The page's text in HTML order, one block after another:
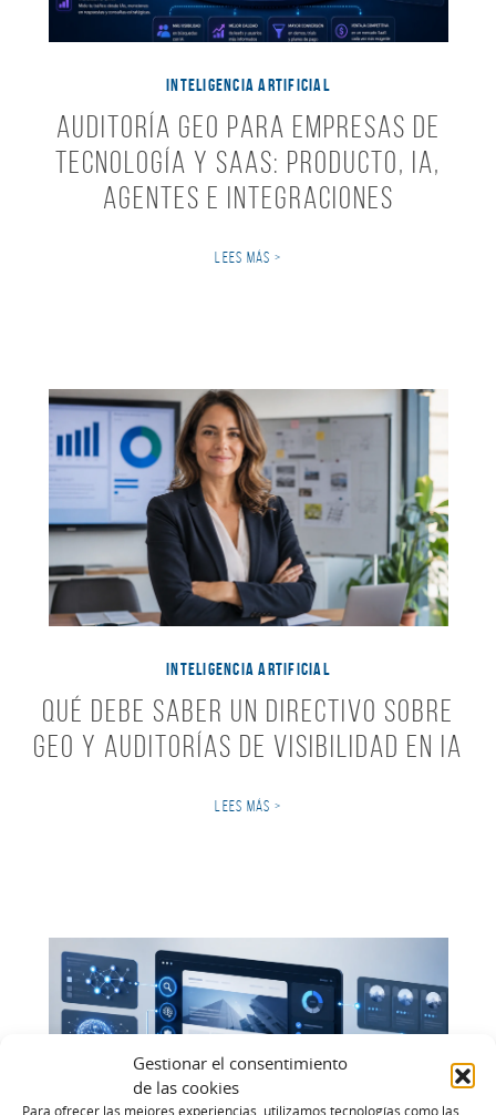
Gestionar el consentimiento
de las cookies
Para ofrecer las mejores experiencias, utilizamos tecnologías como las
INTELIGENCIA ARTIFICIAL
Auditoría GEO para empresas de
tecnología y SaaS: producto, IA,
agentes e integraciones
LEES MÁS >
INTELIGENCIA ARTIFICIAL
Qué debe saber un directivo sobre
GEO y auditorías de visibilidad en IA
LEES MÁS >